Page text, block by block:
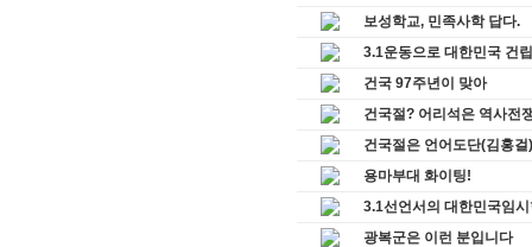
보성학교, 민족사학 답다.
3.1운동으로 대한민국 건
건국 97주년이 맞아
건국절? 어리석은 역사전
건국절은 언어도단(김홍걸)
용마부대 화이팅!
3.1선언서의 대한민국임
광복군은 이런 분입니다